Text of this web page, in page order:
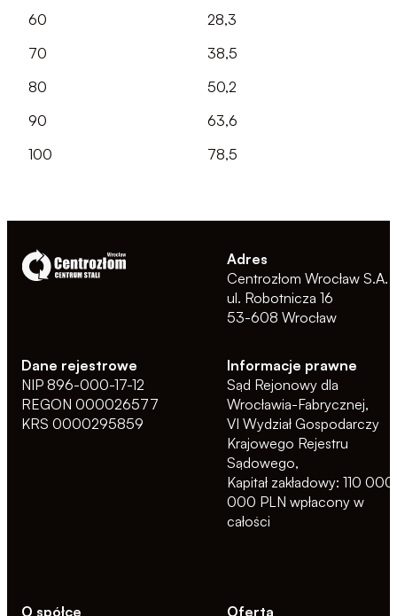
60
28,3
70
38,5
80
50,2
90
63,6
100
78,5
Adres
Centrozłom Wrocław S.A.
ul. Robotnicza 16
53-608 Wrocław
Dane rejestrowe
NIP 896-000-17-12
REGON 000026577
KRS 0000295859
Informacje prawne
Sąd Rejonowy dla
Wrocławia-Fabrycznej,
VI Wydział Gospodarczy
Krajowego Rejestru
Sądowego,
Kapitał zakładowy: 110 000
000 PLN wpłacony w
całości
O spółce
Oferta